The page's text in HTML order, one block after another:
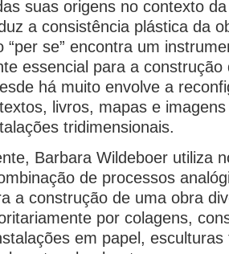
suas origens no contexto
a consistência plástica da
“per se” encontra um
essencial para a construção
há muito envolve a
livros, mapas e
tridimensionais.
Barbara Wildeboer utiliza
de processos
a construção de uma obra
por colagens,
em papel, esculturas